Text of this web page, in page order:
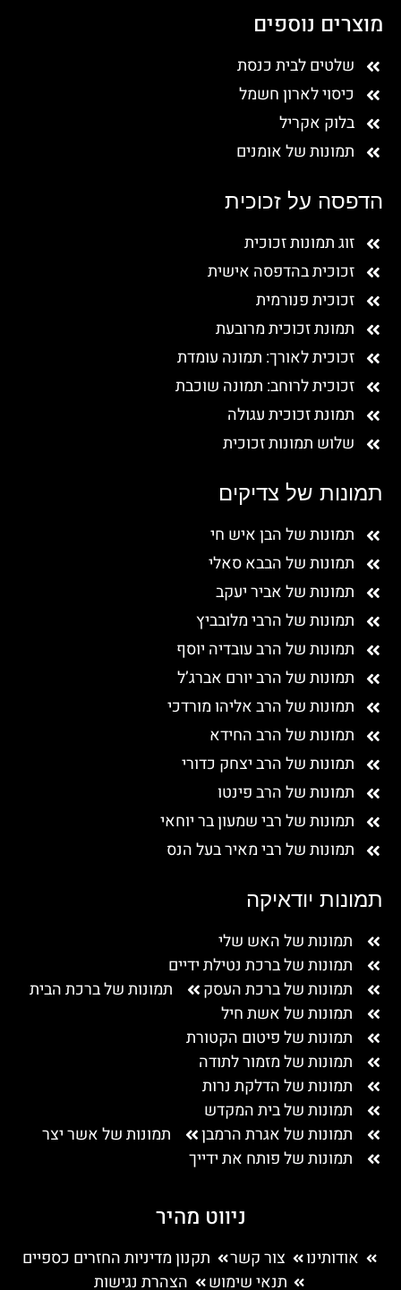
תמונות יודאיקה
תמונות של האש שלי
תמונות של ברכת נטילת ידיים
תמונות של ברכת העסק
תמונות של ברכת הבית
תמונות של אשת חיל
תמונות של פיטום הקטורת
תמונות של מזמור לתודה
תמונות של הדלקת נרות
תמונות של בית המקדש
תמונות של אגרת הרמבן
תמונות של אשר יצר
תמונות של פותח את ידייך
תמונות של צדיקים
תמונות של הבן איש חי
תמונות של הבבא סאלי
תמונות של אביר יעקב
תמונות של הרבי מלובביץ
תמונות של הרב עובדיה יוסף
תמונות של הרב יורם אברג’ל
תמונות של הרב אליהו מורדכי
תמונות של הרב החידא
תמונות של הרב יצחק כדורי
תמונות של הרב פינטו
תמונות של רבי שמעון בר יוחאי
תמונות של רבי מאיר בעל הנס
הדפסה על זכוכית
זוג תמונות זכוכית
זכוכית בהדפסה אישית
זכוכית פנורמית
תמונת זכוכית מרובעת
זכוכית לאורך: תמונה עומדת
זכוכית לרוחב: תמונה שוכבת
תמונת זכוכית עגולה
שלוש תמונות זכוכית
מוצרים נוספים
שלטים לבית כנסת
כיסוי לארון חשמל
בלוק אקריל
תמונות של אומנים
ניווט מהיר
אודותינו צור קשר
תקנון מדיניות החזרים כספיים
תנאי שימוש
הצהרת נגישות